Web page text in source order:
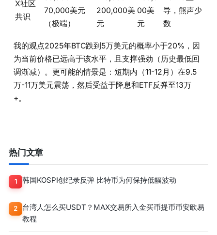
X社区
共识
70,000美元
（极端）
200,000美
元
00美
元
导，熊声少
数
我的观点2025年BTC跌到5万美元的概率小于20%，因
为当前价格已远高于该水平，且支撑强劲（历史最低回
调渐减）。更可能的情景是：短期内（11-12月）在9.5
万-11万美元震荡，然后受益于降息和ETF反弹至13万
+。
热门文章
1 韩国KOSPI创纪录反弹 比特币为何保持低幅波动
2
台湾人怎么买USDT？MAX交易所入金买币提币币安欧易
教程